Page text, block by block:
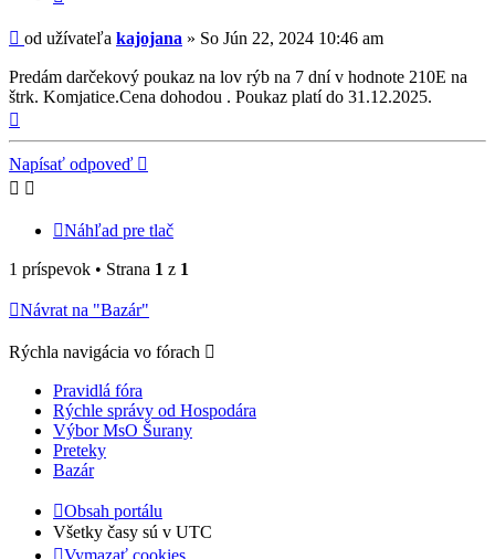
Príspevok
od užívateľa kajojana » So Jún 22, 2024 10:46 am
Predám darčekový poukaz na lov rýb na 7 dní v hodnote 210E na
štrk. Komjatice.Cena dohodou . Poukaz platí do 31.12.2025.
Napísať odpoveď
Náhľad pre tlač
1 príspevok • Strana 1 z 1
Návrat na "Bazár"
Rýchla navigácia vo fórach
Pravidlá fóra
Rýchle správy od Hospodára
Výbor MsO Šurany
Preteky
Bazár
Obsah portálu
Všetky časy sú v UTC